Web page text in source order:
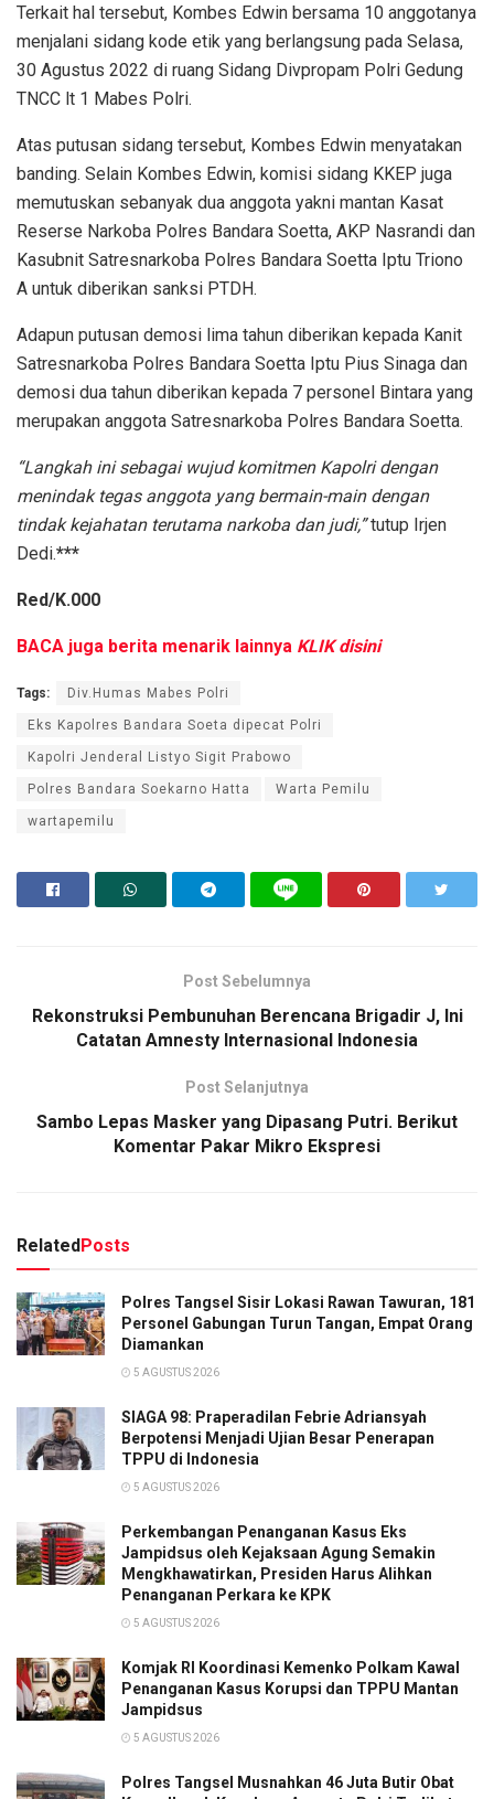
Terkait hal tersebut, Kombes Edwin bersama 10 anggotanya
menjalani sidang kode etik yang berlangsung pada Selasa,
30 Agustus 2022 di ruang Sidang Divpropam Polri Gedung
TNCC lt 1 Mabes Polri.
Atas putusan sidang tersebut, Kombes Edwin menyatakan
banding. Selain Kombes Edwin, komisi sidang KKEP juga
memutuskan sebanyak dua anggota yakni mantan Kasat
Reserse Narkoba Polres Bandara Soetta, AKP Nasrandi dan
Kasubnit Satresnarkoba Polres Bandara Soetta Iptu Triono
A untuk diberikan sanksi PTDH.
Adapun putusan demosi lima tahun diberikan kepada Kanit
Satresnarkoba Polres Bandara Soetta Iptu Pius Sinaga dan
demosi dua tahun diberikan kepada 7 personel Bintara yang
merupakan anggota Satresnarkoba Polres Bandara Soetta.
“Langkah ini sebagai wujud komitmen Kapolri dengan
menindak tegas anggota yang bermain-main dengan
tindak kejahatan terutama narkoba dan judi,”tutup Irjen
Dedi.***
Red/K.000
BACA juga berita menarik lainnya KLIK disini
Tags: Div.Humas Mabes Polri
Eks Kapolres Bandara Soeta dipecat Polri
Kapolri Jenderal Listyo Sigit Prabowo
Polres Bandara Soekarno Hatta Warta Pemilu
wartapemilu
Post Sebelumnya
Rekonstruksi Pembunuhan Berencana Brigadir J, Ini
Catatan Amnesty Internasional Indonesia
Post Selanjutnya
Sambo Lepas Masker yang Dipasang Putri. Berikut
Komentar Pakar Mikro Ekspresi
RelatedPosts
Polres Tangsel Sisir Lokasi Rawan Tawuran, 181
Personel Gabungan Turun Tangan, Empat Orang
Diamankan
5 AGUSTUS 2026
SIAGA 98: Praperadilan Febrie Adriansyah
Berpotensi Menjadi Ujian Besar Penerapan
TPPU di Indonesia
5 AGUSTUS 2026
Perkembangan Penanganan Kasus Eks
Jampidsus oleh Kejaksaan Agung Semakin
Mengkhawatirkan, Presiden Harus Alihkan
Penanganan Perkara ke KPK
5 AGUSTUS 2026
Komjak RI Koordinasi Kemenko Polkam Kawal
Penanganan Kasus Korupsi dan TPPU Mantan
Jampidsus
5 AGUSTUS 2026
Polres Tangsel Musnahkan 46 Juta Butir Obat